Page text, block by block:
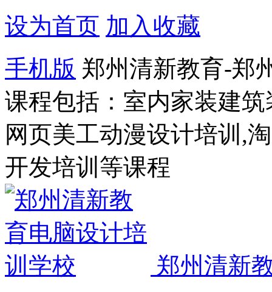
设为首页 加入收藏
手机版 郑州清新教育-郑
课程包括：室内家装建
网页美工动漫设计培训,
开发培训等课程
郑州清新